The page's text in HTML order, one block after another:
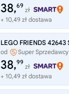
38,69
zł
+ 10,49 zł dostawa
od Super Sprzedawcy
38,99
zł
+ 10,49 zł dostawa